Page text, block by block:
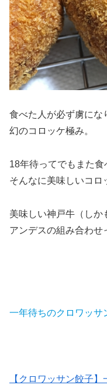
食べた人が必ず虜にな
幻のコロッケ極み。
18年待ってでもまた食
そんなに美味しいコロ
美味しい神戸牛（しか
アンデスの組み合わせ
一年待ちのクロワッサ
【クロワッサン餃子